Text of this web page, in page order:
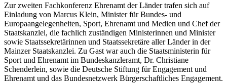
Zur zweiten Fachkonferenz Ehrenamt der Länder trafen sich auf
Einladung von Marcus Klein, Minister für Bundes- und
Europaangelegenheiten, Sport, Ehrenamt und Medien und Chef der
Staatskanzlei, die fachlich zuständigen Ministerinnen und Minister
sowie Staatssekretärinnen und Staatssekretäre aller Länder in der
Mainzer Staatskanzlei. Zu Gast war auch die Staatsministerin für
Sport und Ehrenamt im Bundeskanzleramt, Dr. Christiane
Schenderlein, sowie die Deutsche Stiftung für Engagement und
Ehrenamt und das Bundesnetzwerk Bürgerschaftliches Engagement.